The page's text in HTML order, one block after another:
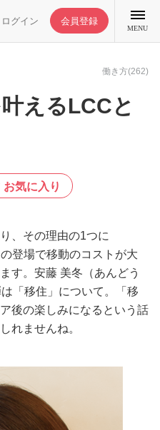
ログイン 会員登録
MENU
働き方(262)
叶えるLCCと
お気に入り
、その理由の1つに
登場で移動のコストが大
す。安藤 美冬（あんどう
「移住」について。「移
後の楽しみになるという話
れませんね。